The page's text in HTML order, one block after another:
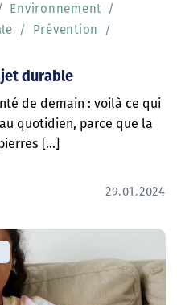
durable
de demain : voilà ce qui
quotidien, parce que la
[...]
Environnement
Prévention
29.01.2024